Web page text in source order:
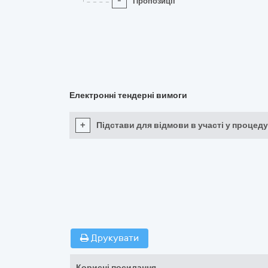
Електронні тендерні вимоги
+ Підстави для відмови в участі у
Друкувати